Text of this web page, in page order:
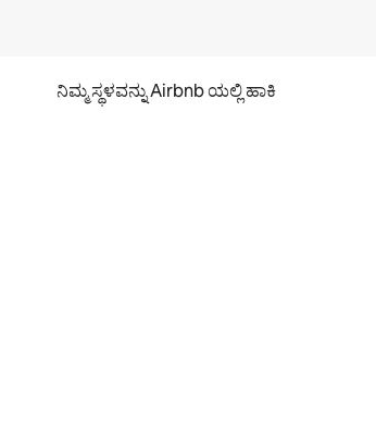
ನಿಮ್ಮ ಸ್ಥಳವನ್ನು Airbnb ಯಲ್ಲಿ ಹಾಕಿ